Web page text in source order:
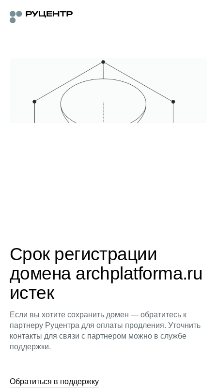
Срок регистрации
домена archplatforma.ru
истек
Если вы хотите сохранить домен — обратитесь к
партнеру Руцентра для оплаты продления. Уточнить
контакты для связи с партнером можно в службе
поддержки.
Обратиться в поддержку